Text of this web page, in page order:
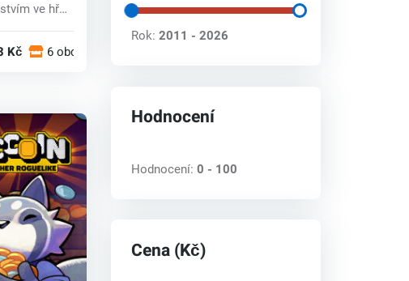
ve hře
Kč 6 obchodech
Rok:2011 - 2026
Hodnocení
Hodnocení:0 - 100
Cena (Kč)